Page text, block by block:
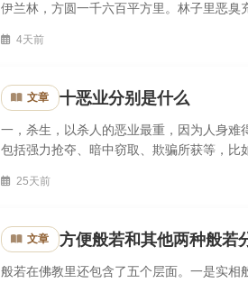
伊兰林，方圆一千六百平方里。林子里恶臭
4天前
文章 十恶业分别是什么
一，杀生，以杀人的恶业最重，因为人身难
包括强力抢夺、暗中窃取、欺骗所获等，比
25天前
文章 方便般若和其他两种般若
般若在佛教里还包含了五个层面。一是实